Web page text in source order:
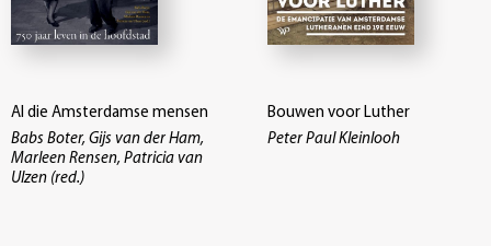
Al die Amsterdamse mensen
Babs Boter, Gijs van der Ham,
Marleen Rensen, Patricia van
Ulzen (red.)
Bouwen voor Luther
Peter Paul Kleinlooh